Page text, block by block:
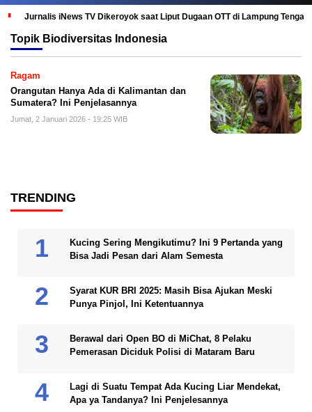
Jurnalis iNews TV Dikeroyok saat Liput Dugaan OTT di Lampung
Topik Biodiversitas Indonesia
Ragam
Orangutan Hanya Ada di Kalimantan dan
Sumatera? Ini Penjelasannya
Jumat, 2 Januari 2026 - 19:25 WIB
TRENDING
Kucing Sering Mengikutimu? Ini 9 Pertanda yang
Bisa Jadi Pesan dari Alam Semesta
Syarat KUR BRI 2025: Masih Bisa Ajukan Meski
Punya Pinjol, Ini Ketentuannya
Berawal dari Open BO di MiChat, 8 Pelaku
Pemerasan Diciduk Polisi di Mataram Baru
Lagi di Suatu Tempat Ada Kucing Liar Mendekat,
Apa ya Tandanya? Ini Penjelesannya